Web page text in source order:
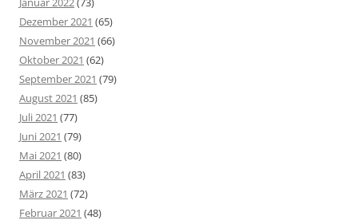
Dezember 2021 (65)
November 2021 (66)
Oktober 2021 (62)
September 2021 (79)
August 2021 (85)
Juli 2021 (77)
Juni 2021 (79)
Mai 2021 (80)
April 2021 (83)
März 2021 (72)
Februar 2021 (48)